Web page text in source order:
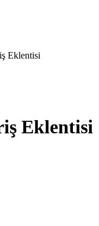
Eklentisi
Eklentisi